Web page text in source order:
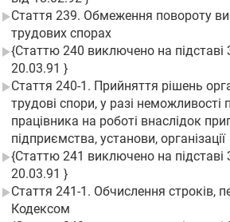
Стаття 239. Обмеження повороту
трудових спорах
{Статтю 240 виключено на
20.03.91 }
Стаття 240-1. Прийняття рішень
трудові спори, у разі неможливості
працівника на роботі внаслідок
підприємства, установи, організації
{Статтю 241 виключено на
20.03.91 }
Стаття 241-1. Обчислення строків,
Кодексом